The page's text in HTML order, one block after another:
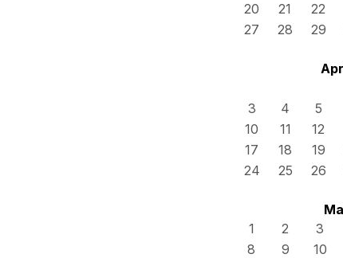
20
21 22
27
28 29
3
4 5
10
11 12
17
18 19
24
25 26
1
2 3
8
9 10